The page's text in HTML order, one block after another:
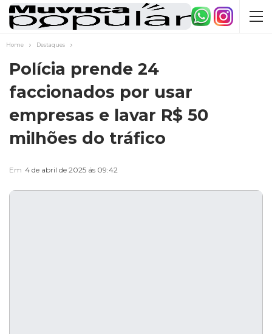
Home Destaques
Polícia prende 24
faccionados por usar
empresas e lavar R$ 50
milhões do tráfico
Em 4 de abril de 2025 ás 09:42